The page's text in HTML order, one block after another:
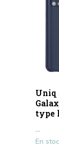
Uniq
type
En